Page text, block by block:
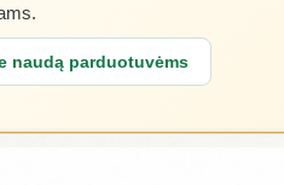
naudą parduotuvėms